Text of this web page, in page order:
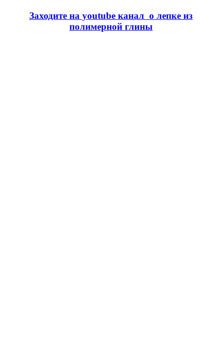
Заходите на youtube канал о лепке из
полимерной глины